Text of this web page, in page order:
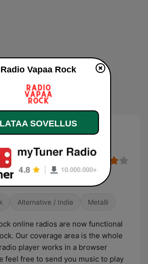
Vapaa Rock
Alternative / Indie Metalli
online radios are now functional
Our coverage area is the whole
player works in a browser
feel free to send you music to play
Radio Vapaa Rock
LATAA SOVELLUS